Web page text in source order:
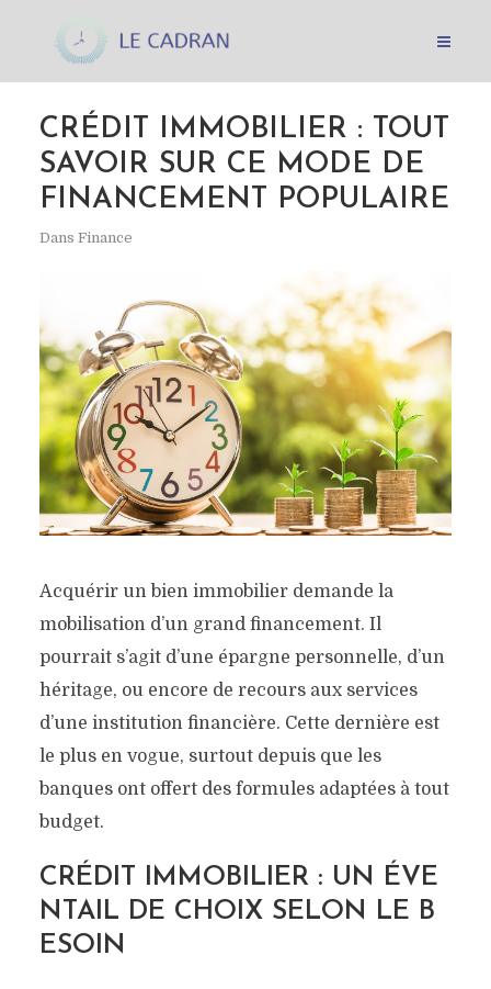
CRÉDIT IMMOBILIER : TOUT
SAVOIR SUR CE MODE DE
FINANCEMENT POPULAIRE
Dans Finance
Acquérir un bien immobilier demande la
mobilisation d’un grand financement. Il
pourrait s’agit d’une épargne personnelle, d’un
héritage, ou encore de recours aux services
d’une institution financière. Cette dernière est
le plus en vogue, surtout depuis que les
banques ont offert des formules adaptées à tout
budget.
CRÉDIT IMMOBILIER : UN ÉVE
NTAIL DE CHOIX SELON LE B
ESOIN